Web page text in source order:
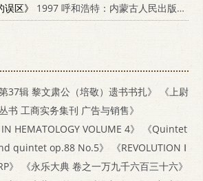
区》
1997 呼和浩特：内蒙古人民出版社 7204036891
37辑 黎文肃公（培敬）遗书书扎》
《上尉
书 工商实务集刊 广告与销售》
IN HEMATOLOGY VOLUME 4》
《Quintet
quintet op.88 No.5》
《REVOLUTION Ⅰ
》
《永乐大典 卷之一万九千六百三十六》